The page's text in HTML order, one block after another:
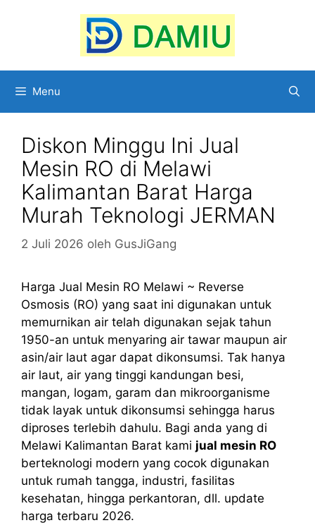
Menu
Diskon Minggu Ini Jual
Mesin RO di Melawi
Kalimantan Barat Harga
Murah Teknologi JERMAN
2 Juli 2026 oleh GusJiGang
Harga Jual Mesin RO Melawi ~ Reverse
Osmosis (RO) yang saat ini digunakan untuk
memurnikan air telah digunakan sejak tahun
1950-an untuk menyaring air tawar maupun air
asin/air laut agar dapat dikonsumsi. Tak hanya
air laut, air yang tinggi kandungan besi,
mangan, logam, garam dan mikroorganisme
tidak layak untuk dikonsumsi sehingga harus
diproses terlebih dahulu. Bagi anda yang di
Melawi Kalimantan Barat kami jual mesin RO
berteknologi modern yang cocok digunakan
untuk rumah tangga, industri, fasilitas
kesehatan, hingga perkantoran, dll. update
harga terbaru 2026.